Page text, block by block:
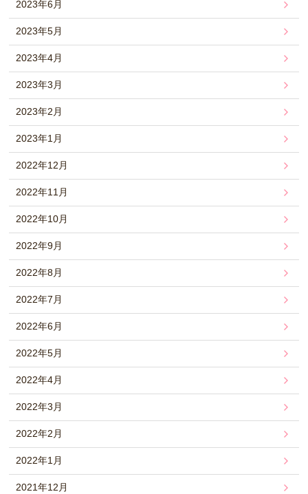
2023年6月
2023年5月
2023年4月
2023年3月
2023年2月
2023年1月
2022年12月
2022年11月
2022年10月
2022年9月
2022年8月
2022年7月
2022年6月
2022年5月
2022年4月
2022年3月
2022年2月
2022年1月
2021年12月